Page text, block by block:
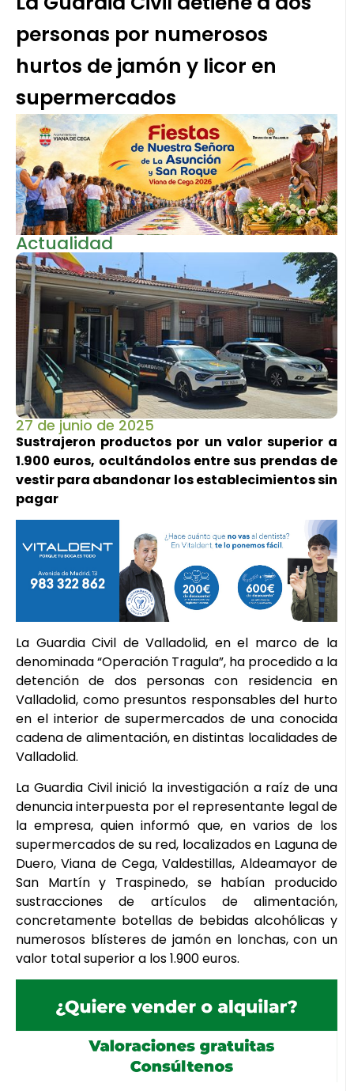
personas por numerosos
hurtos de jamón y licor en
supermercados
Actualidad
27 de junio de 2025
Sustrajeron productos por un valor superior a
1.900 euros, ocultándolos entre sus prendas de
vestir para abandonar los establecimientos sin
pagar
La Guardia Civil de Valladolid, en el marco de la
denominada “Operación Tragula”, ha procedido a la
detención de dos personas con residencia en
Valladolid, como presuntos responsables del hurto
en el interior de supermercados de una conocida
cadena de alimentación, en distintas localidades de
Valladolid.
La Guardia Civil inició la investigación a raíz de una
denuncia interpuesta por el representante legal de
la empresa, quien informó que, en varios de los
supermercados de su red, localizados en Laguna de
Duero, Viana de Cega, Valdestillas, Aldeamayor de
San Martín y Traspinedo, se habían producido
sustracciones de artículos de alimentación,
concretamente botellas de bebidas alcohólicas y
numerosos blísteres de jamón en lonchas, con un
valor total superior a los 1.900 euros.